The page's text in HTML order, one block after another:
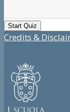
Credits &